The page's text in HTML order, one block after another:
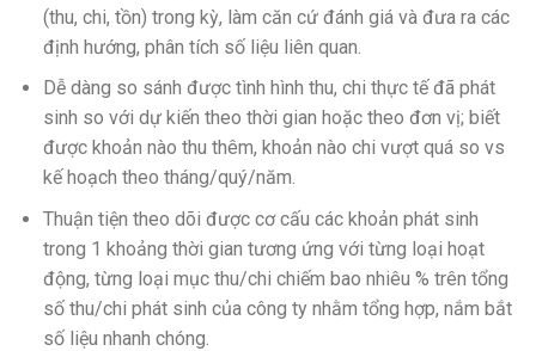
(thu, chi, tồn) trong kỳ, làm căn cứ đánh giá và đưa ra các
định hướng, phân tích số liệu liên quan.
Dễ dàng so sánh được tình hình thu, chi thực tế đã phát
sinh so với dự kiến theo thời gian hoặc theo đơn vị; biết
được khoản nào thu thêm, khoản nào chi vượt quá so vs
kế hoạch theo tháng/quý/năm.
Thuận tiện theo dõi được cơ cấu các khoản phát sinh
trong 1 khoảng thời gian tương ứng với từng loại hoạt
động, từng loại mục thu/chi chiếm bao nhiêu % trên tổng
số thu/chi phát sinh của công ty nhằm tổng hợp, nắm bắt
số liệu nhanh chóng.